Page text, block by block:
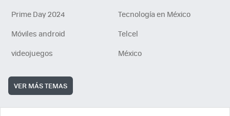
Prime Day 2024
Tecnología en México
Móviles android
Telcel
videojuegos
México
VER MÁS TEMAS